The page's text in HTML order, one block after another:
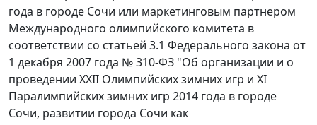
года в городе Сочи или маркетинговым партнером
Международного олимпийского комитета в
соответствии со статьей 3.1 Федерального закона от
1 декабря 2007 года № 310-ФЗ "Об организации и о
проведении XXII Олимпийских зимних игр и XI
Паралимпийских зимних игр 2014 года в городе
Сочи, развитии города Сочи как